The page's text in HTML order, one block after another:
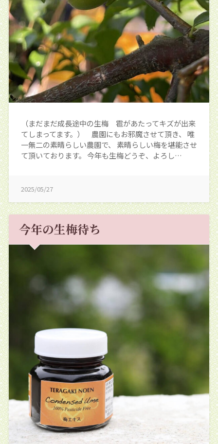
（まだまだ成長途中の生梅 雹があたってキズが出来
てしまってます。） 農園にもお邪魔させて頂き、 唯
一無二の素晴らしい農園で、 素晴らしい梅を堪能させ
て頂いております。 今年も生梅どうぞ、よろし…
2025/05/27
今年の生梅待ち